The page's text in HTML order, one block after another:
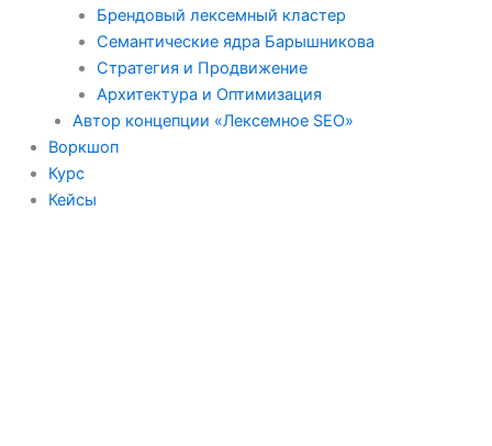
Брендовый лексемный кластер
Семантические ядра Барышникова
Стратегия и Продвижение
Архитектура и Оптимизация
Автор концепции «Лексемное SEO»
Воркшоп
Курс
Кейсы